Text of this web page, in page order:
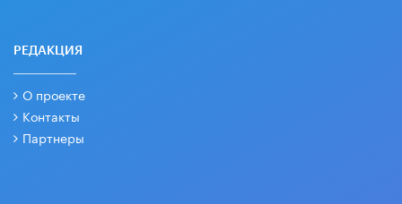
РЕДАКЦИЯ
О проекте
Контакты
Партнеры